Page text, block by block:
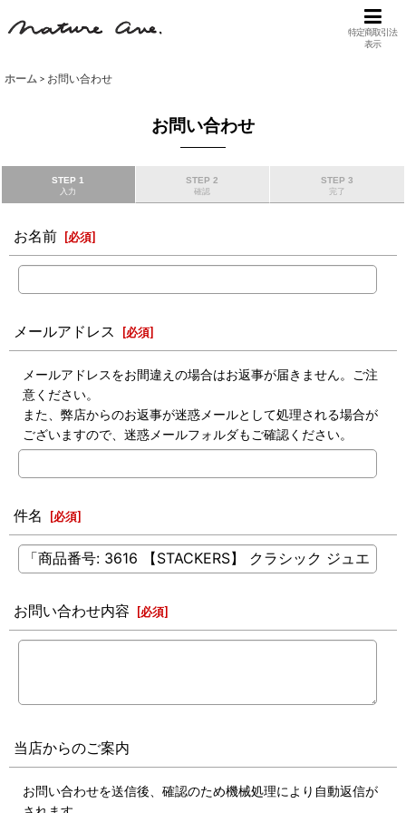
特定商取引法
表示
ホーム > お問い合わせ
お問い合わせ
STEP 1
入力
STEP 2
確認
STEP 3
完了
お名前 [必須]
メールアドレス [必須]
メールアドレスをお間違えの場合はお返事が届きません。ご注
意ください。
また、弊店からのお返事が迷惑メールとして処理される場合が
ございますので、迷惑メールフォルダもご確認ください。
件名 [必須]
お問い合わせ内容 [必須]
当店からのご案内
お問い合わせを送信後、確認のため機械処理により自動返信が